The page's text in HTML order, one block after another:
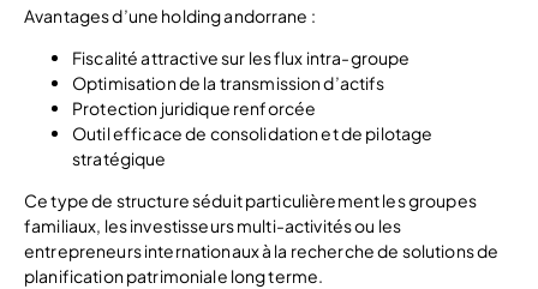
Avantages d’une holding andorrane :
Fiscalité attractive sur les flux intra-groupe
Optimisation de la transmission d’actifs
Protection juridique renforcée
Outil efficace de consolidation et de pilotage
stratégique
Ce type de structure séduit particulièrement les groupes
familiaux, les investisseurs multi-activités ou les
entrepreneurs internationaux à la recherche de solutions de
planification patrimoniale long terme.